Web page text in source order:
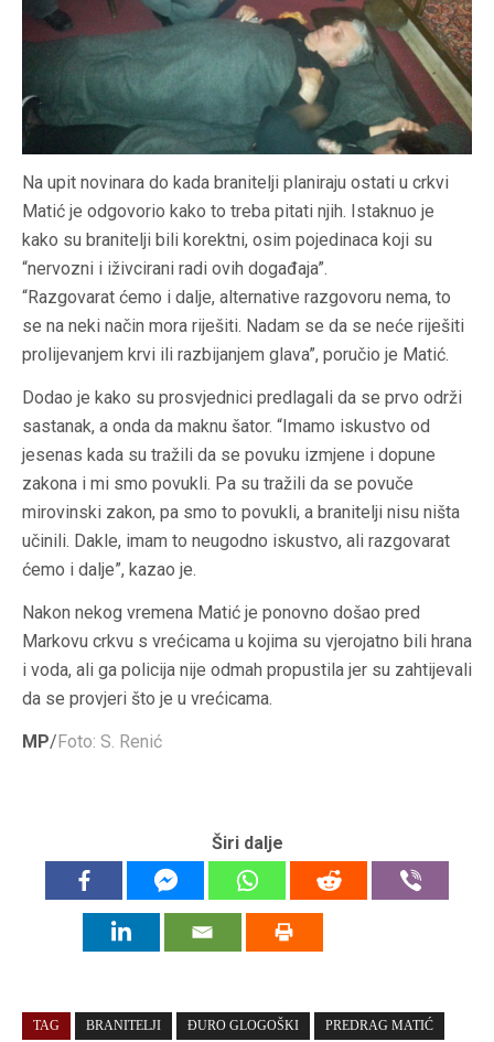
Na upit novinara do kada branitelji planiraju ostati u crkvi
Matić je odgovorio kako to treba pitati njih. Istaknuo je
kako su branitelji bili korektni, osim pojedinaca koji su
“nervozni i iživcirani radi ovih događaja”.
“Razgovarat ćemo i dalje, alternative razgovoru nema, to
se na neki način mora riješiti. Nadam se da se neće riješiti
prolijevanjem krvi ili razbijanjem glava”, poručio je Matić.
Dodao je kako su prosvjednici predlagali da se prvo održi
sastanak, a onda da maknu šator. “Imamo iskustvo od
jesenas kada su tražili da se povuku izmjene i dopune
zakona i mi smo povukli. Pa su tražili da se povuče
mirovinski zakon, pa smo to povukli, a branitelji nisu ništa
učinili. Dakle, imam to neugodno iskustvo, ali razgovarat
ćemo i dalje”, kazao je.
Nakon nekog vremena Matić je ponovno došao pred
Markovu crkvu s vrećicama u kojima su vjerojatno bili hrana
i voda, ali ga policija nije odmah propustila jer su zahtijevali
da se provjeri što je u vrećicama.
MP/ Foto: S. Renić
Širi dalje
TAG BRANITELJI ĐURO GLOGOŠKI PREDRAG MATIĆ